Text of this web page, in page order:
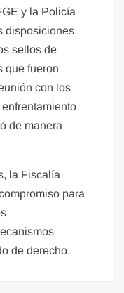
y la Policía
disposiciones
sellos de
que fueron
con los
de manera
la Fiscalía
para
de derecho.